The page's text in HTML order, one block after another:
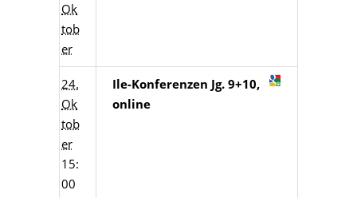
Ok
tob
er
24.
Ok
tob
er
15:
00
Ile-Konferenzen Jg. 9+10,
online